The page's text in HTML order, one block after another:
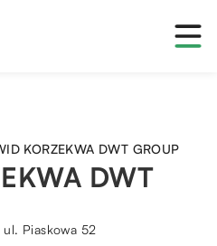
KORZEKWA DWT GROUP
DWT
Piaskowa 52